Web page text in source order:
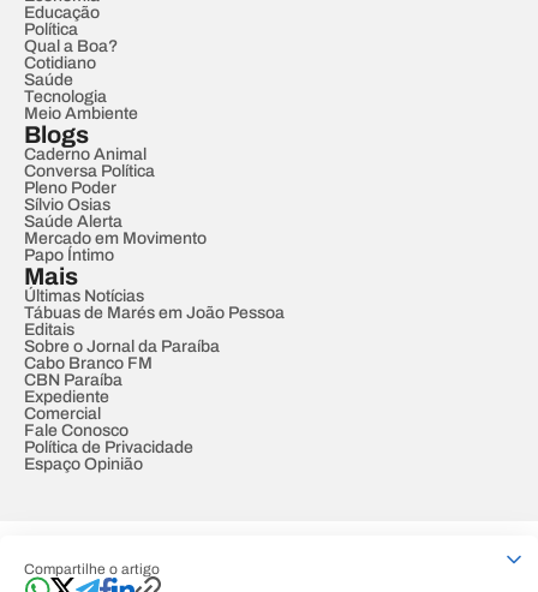
Compartilhe o artigo
Educação
Política
Qual a Boa?
Cotidiano
Saúde
Tecnologia
Meio Ambiente
Blogs
Caderno Animal
Conversa Política
Pleno Poder
Sílvio Osias
Saúde Alerta
Mercado em Movimento
Papo Íntimo
Mais
Últimas Notícias
Tábuas de Marés em João Pessoa
Editais
Sobre o Jornal da Paraíba
Cabo Branco FM
CBN Paraíba
Expediente
Comercial
Fale Conosco
Política de Privacidade
Espaço Opinião